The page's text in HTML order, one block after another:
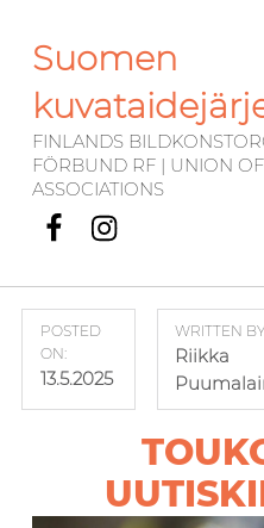
Suomen
FINLANDS
FÖRBUND RF | UNION
ASSOCIATIONS
Facebook
Instagram
POSTED
ON:
13.5.2025
WRITTEN
Riikka